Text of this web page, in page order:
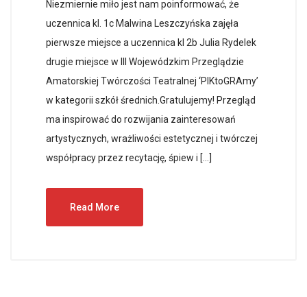
Niezmiernie miło jest nam poinformować, że
uczennica kl. 1c Malwina Leszczyńska zajęła
pierwsze miejsce a uczennica kl 2b Julia Rydelek
drugie miejsce w III Wojewódzkim Przeglądzie
Amatorskiej Twórczości Teatralnej ‘PIKtoGRAmy’
w kategorii szkół średnich.Gratulujemy! Przegląd
ma inspirować do rozwijania zainteresowań
artystycznych, wrażliwości estetycznej i twórczej
współpracy przez recytację, śpiew i […]
Read More